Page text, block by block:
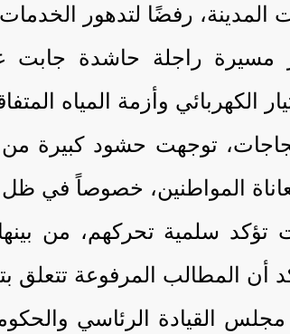
المدينة، رفضًا لتدهور
راجلة حاشدة جابت
الكهربائي وأزمة المياه
توجهت حشود كبيرة
المواطنين، خصوصاً في
تؤكد سلمية تحركهم، من
أن المطالب المرفوعة تتعلق
القيادة الرئاسي